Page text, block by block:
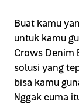
Buat kamu
untuk kamu
Crows Denim
solusi yang
bisa kamu
Nggak cuma